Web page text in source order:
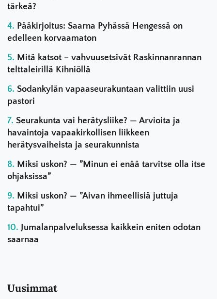
tärkeä?
Pääkirjoitus: Saarna Pyhässä Hengessä on
edelleen korvaamaton
Mitä katsot – vahvuusetsivät Raskinnanrannan
telttaleirillä Kihniöllä
Sodankylän vapaaseurakuntaan valittiin uusi
pastori
Seurakunta vai herätysliike? — Arvioita ja
havaintoja vapaakirkollisen liikkeen
herätysvaiheista ja seurakunnista
Miksi uskon? — ”Minun ei enää tarvitse olla itse
ohjaksissa”
Miksi uskon? — ”Aivan ihmeellisiä juttuja
tapahtui”
Jumalanpalveluksessa kaikkein eniten odotan
saarnaa
Uusimmat